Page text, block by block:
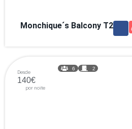
Monchique´s Balcony T2
Desde
140€
por noite
6 2